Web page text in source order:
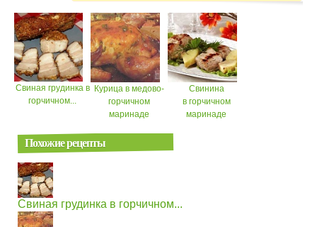
Свиная грудинка в
горчичном...
Курица в медово-
горчичном
маринаде
Свинина
в горчичном
маринаде
Похожие рецепты
Свиная грудинка в горчичном...